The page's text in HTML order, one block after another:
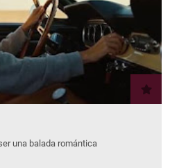
una balada romántica